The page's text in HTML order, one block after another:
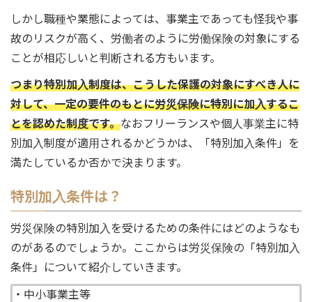
しかし職種や業態によっては、事業主であっても怪我や事
故のリスクが高く、労働者のように労働保険の対象にする
ことが相応しいと判断される方もいます。
つまり特別加入制度は、こうした保護の対象にすべき人に
対して、一定の要件のもとに労災保険に特別に加入するこ
とを認めた制度です。なおフリーランスや個人事業主に特
別加入制度が適用されるかどうかは、「特別加入条件」を
満たしているか否かで決まります。
特別加入条件は？
労災保険の特別加入を受けるための条件にはどのようなも
のがあるのでしょうか。ここからは労災保険の「特別加入
条件」について紹介していきます。
・中小事業主等